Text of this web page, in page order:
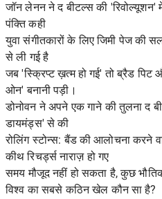
जॉन लेनन ने द बीटल्स की 'रिवोल्यूशन'
पंक्ति कही
युवा संगीतकारों के लिए जिमी पेज की
से ली गई है
जब 'स्क्रिप्ट ख़त्म हो गई' तो ब्रैड पिट
ओन' बनानी पड़ी।
डोनोवन ने अपने एक गाने की तुलना द
डायमंड्स' से की
रोलिंग स्टोन्स: बैंड की आलोचना
कीथ रिचर्ड्स नाराज़ हो गए
समय मौजूद नहीं हो सकता है, कुछ
विश्व का सबसे कठिन खेल कौन सा है?